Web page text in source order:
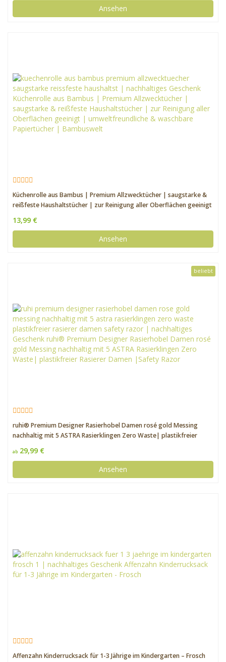
Ansehen
Küchenrolle aus Bambus | Premium Allzwecktücher | saugstarke &
reißfeste Haushaltstücher | zur Reinigung aller Oberflächen geeinigt
13,99 €
Ansehen
beliebt
ruhi® Premium Designer Rasierhobel Damen rosé gold Messing
nachhaltig mit 5 ASTRA Rasierklingen Zero Waste| plastikfreier
ab 29,99 €
Ansehen
Affenzahn Kinderrucksack für 1-3 Jährige im Kindergarten – Frosch